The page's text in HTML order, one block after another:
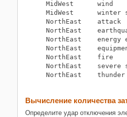
MidWest      wind
MidWest      winter
NorthEast    attack
NorthEast
NorthEast    energy
NorthEast
NorthEast    fire
NorthEast    severe
NorthEast
Вычисление количества
Определите удар отключения